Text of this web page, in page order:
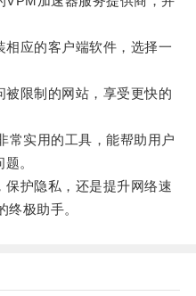
应的客户端软件，选择一
限制的网站，享受更快的
实用的工具，能帮助用户
。
护隐私，还是提升网络速
终极助手。